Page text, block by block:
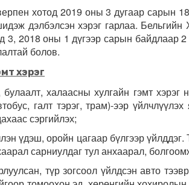
хотод 2019 оны 3 дугаар сарын
дэлбэлсэн хэрэг гарлаа.
3, 2018 оны 1 дүгээр сарын байдлаар 2
болов.
хэрэг
халаасны хулгайн гэмт хэрэг
галт тэрэг, трам)-ээр
сэргийлэх;
үдэш, оройн цагаар бүлгээр
сарниулдаг тул анхаарал,
түр зогсоол үйлдсэн авто